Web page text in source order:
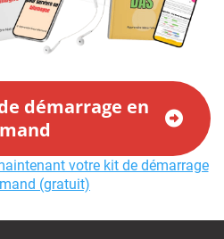
démarrage en
votre kit de démarrage
(gratuit)